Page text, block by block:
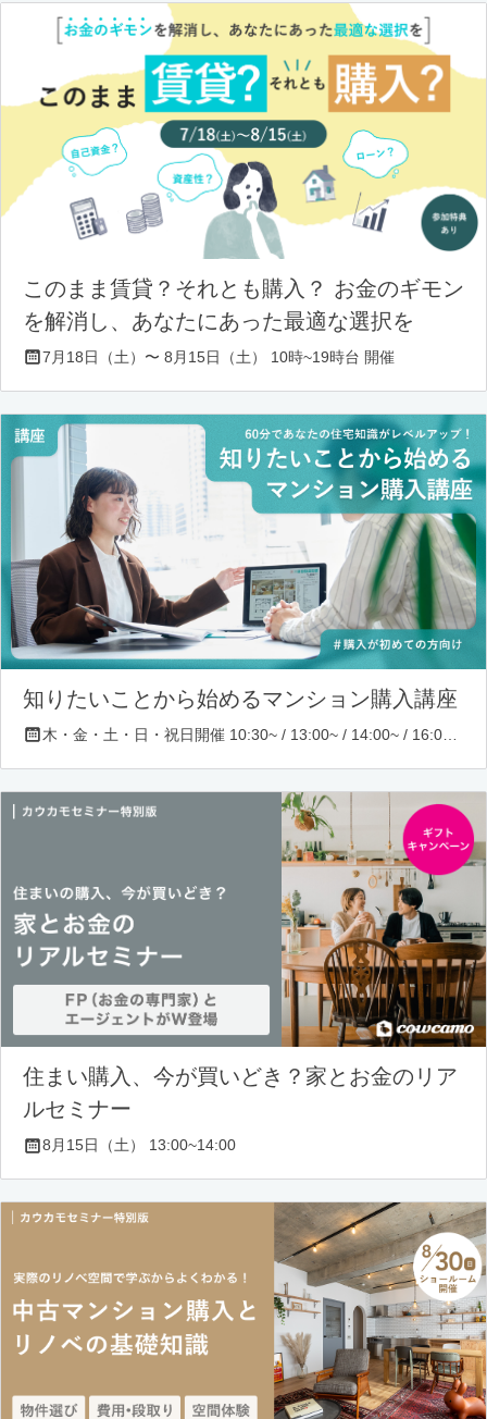
このまま賃貸？それとも購入？ お金のギモン
を解消し、あなたにあった最適な選択を
7月18日（土）〜 8月15日（土） 10時~19時台 開催
知りたいことから始めるマンション購入講座
住まい購入、今が買いどき？家とお金のリア
ルセミナー
8月15日（土） 13:00~14:00